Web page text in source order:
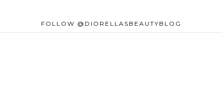
FOLLOW @DIORELLASBEAUTYBLOG